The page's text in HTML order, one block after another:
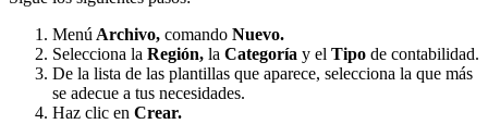
Menú Archivo, comando Nuevo.
Selecciona la Región, la Categoría y el Tipo de contabilidad.
De la lista de las plantillas que aparece, selecciona la que más
se adecue a tus necesidades.
Haz clic en Crear.